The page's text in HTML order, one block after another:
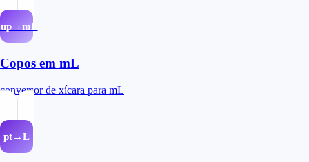
Copos em mL
conversor de xícara para mL
pt→L